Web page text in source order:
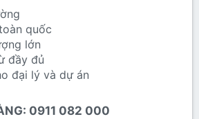
quốc
lớn
đầy đủ
đại lý và dự án
0911 082 000​